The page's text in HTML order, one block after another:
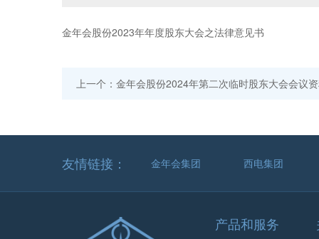
金年会股份2023年年度股东大会之法律意见书
上一个：金年会股份2024年第二次临时股东大会会议
友情链接： 金年会集团 西电集团
产品和服务